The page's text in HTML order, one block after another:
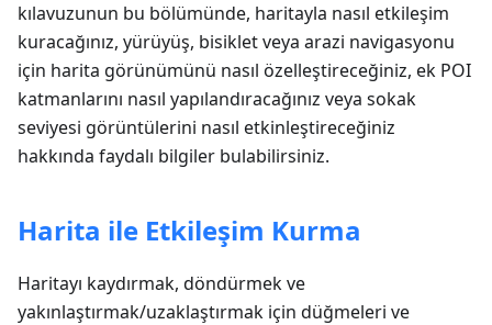
kılavuzunun bu bölümünde, haritayla nasıl etkileşim
kuracağınız, yürüyüş, bisiklet veya arazi navigasyonu
için harita görünümünü nasıl özelleştireceğiniz, ek POI
katmanlarını nasıl yapılandıracağınız veya sokak
seviyesi görüntülerini nasıl etkinleştireceğiniz
hakkında faydalı bilgiler bulabilirsiniz.
Harita ile Etkileşim Kurma
Haritayı kaydırmak, döndürmek ve
yakınlaştırmak/uzaklaştırmak için düğmeleri ve